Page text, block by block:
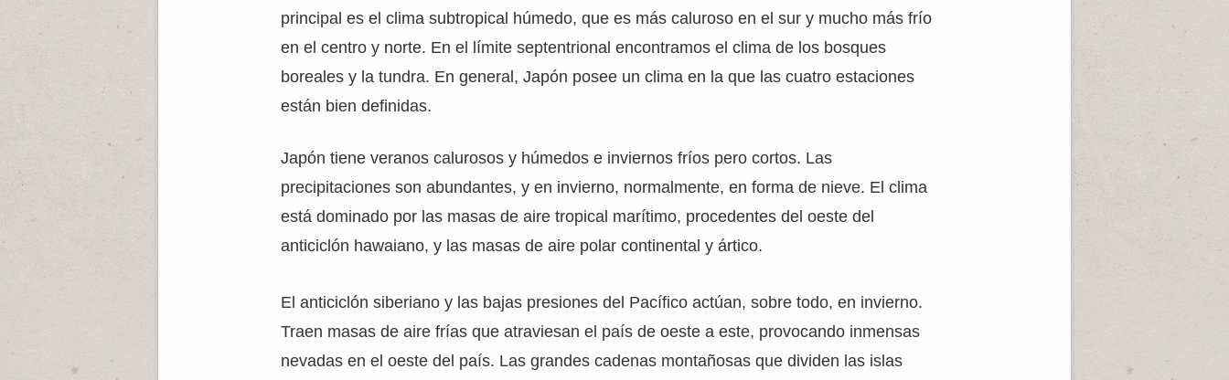
principal es el clima subtropical húmedo, que es más caluroso en el sur y mucho más frío
en el centro y norte. En el límite septentrional encontramos el clima de los bosques
boreales y la tundra. En general, Japón posee un clima en la que las cuatro estaciones
están bien definidas.
Japón tiene veranos calurosos y húmedos e inviernos fríos pero cortos. Las
precipitaciones son abundantes, y en invierno, normalmente, en forma de nieve. El clima
está dominado por las masas de aire tropical marítimo, procedentes del oeste del
anticiclón hawaiano, y las masas de aire polar continental y ártico.
El anticiclón siberiano y las bajas presiones del Pacífico actúan, sobre todo, en invierno.
Traen masas de aire frías que atraviesan el país de oeste a este, provocando inmensas
nevadas en el oeste del país. Las grandes cadenas montañosas que dividen las islas